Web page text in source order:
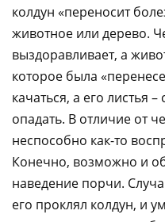
колдун «переносит
животное или дерево.
выздоравливает, а
которое была
качаться, а его листья
опадать. В отличие от
неспособно как-то
Конечно, возможно и
наведение порчи.
его проклял колдун, и